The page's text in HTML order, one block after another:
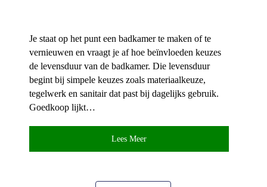
Je staat op het punt een badkamer te maken of te
vernieuwen en vraagt je af hoe beïnvloeden keuzes
de levensduur van de badkamer.​ Die levensduur
begint bij simpele keuzes zoals materiaalkeuze,
tegelwerk en sanitair dat past bij dagelijks gebruik.​
Goedkoop lijkt…
Lees Meer